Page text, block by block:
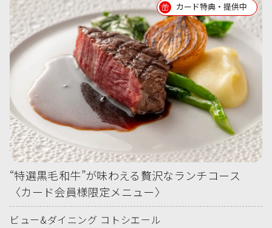
カード特典・提供中
“特選黒毛和牛”が味わえる贅沢なランチコース
〈カード会員様限定メニュー〉
ビュー&ダイニング コトシエール